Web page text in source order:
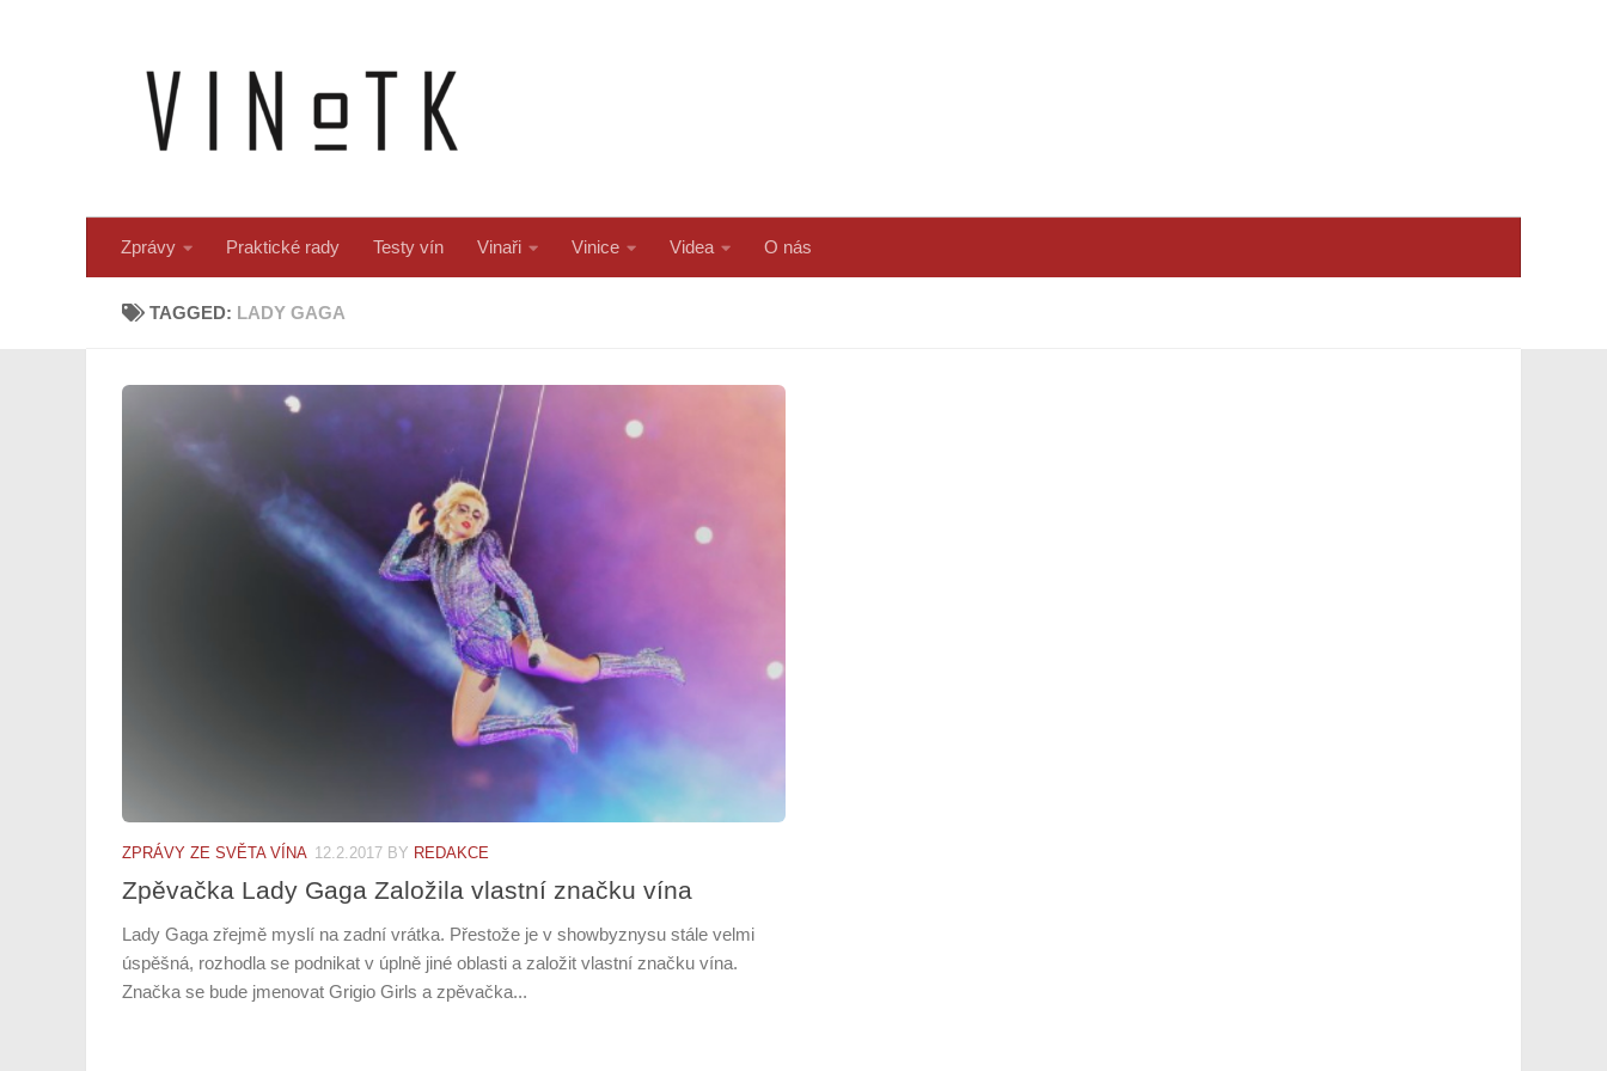
Zprávy Praktické rady Testy vín Vinaři Vinice Videa O nás
TAGGED: LADY GAGA
ZPRÁVY ZE SVĚTA VÍNA 12.2.2017 BY REDAKCE
Zpěvačka Lady Gaga Založila vlastní značku vína
Lady Gaga zřejmě myslí na zadní vrátka. Přestože je v showbyznysu stále velmi
úspěšná, rozhodla se podnikat v úplně jiné oblasti a založit vlastní značku vína.
Značka se bude jmenovat Grigio Girls a zpěvačka...